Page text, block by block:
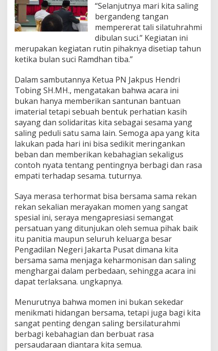
u
a
s
a
B
e
a
m
a
d
a
n
S
a
n
t
u
n
A
n
a
k
a
t
i
m
“Selanjutnya mari kita saling
bergandeng tangan
mempererat tali silatuhrahmi
dibulan suci.” Kegiatan ini
merupakan kegiatan rutin pihaknya disetiap tahun
ketika bulan suci Ramdhan tiba.”
Dalam sambutannya Ketua PN Jakpus Hendri
Tobing SH.MH., mengatakan bahwa acara ini
bukan hanya memberikan santunan bantuan
imaterial tetapi sebuah bentuk perhatian kasih
sayang dan solidaritas kita sebagai sesama yang
saling peduli satu sama lain. Semoga apa yang kita
lakukan pada hari ini bisa sedikit meringankan
beban dan memberikan kebahagian sekaligus
contoh nyata tentang pentingnya berbagi dan rasa
empati terhadap sesama. tuturnya.
Saya merasa terhormat bisa bersama sama rekan
rekan sekalian merayakan momen yang sangat
spesial ini, seraya mengapresiasi semangat
persatuan yang ditunjukan oleh semua pihak baik
itu panitia maupun seluruh keluarga besar
Pengadilan Negeri Jakarta Pusat dimana kita
bersama sama menjaga keharmonisan dan saling
menghargai dalam perbedaan, sehingga acara ini
dapat terlaksana. ungkapnya.
Menurutnya bahwa momen ini bukan sekedar
menikmati hidangan bersama, tetapi juga bagi kita
sangat penting dengan saling bersilaturahmi
berbagi kebahagian dan berbuat rasa
persaudaraan diantara kita semua.